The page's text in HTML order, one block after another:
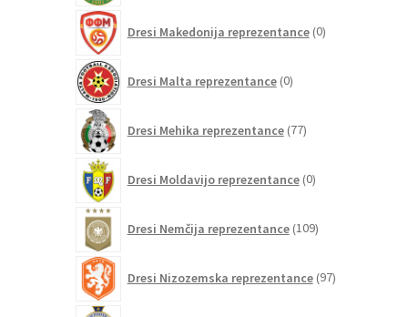
Dresi Makedonija reprezentance 0izdelkov
Dresi Malta reprezentance 0izdelkov
Dresi Mehika reprezentance 77izdelkov
Dresi Moldavijo reprezentance 0izdelkov
Dresi Nemčija reprezentance 109izdelkov
Dresi Nizozemska reprezentance 97izdelkov